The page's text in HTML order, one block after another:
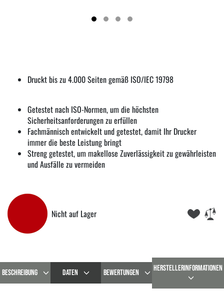
Druckt bis zu 4.000 Seiten gemäß ISO/IEC 19798
Getestet nach ISO-Normen, um die höchsten
Sicherheitsanforderungen zu erfüllen
Fachmännisch entwickelt und getestet, damit Ihr Drucker
immer die beste Leistung bringt
Streng getestet, um makellose Zuverlässigkeit zu gewährleisten
und Ausfälle zu vermeiden
Nicht auf Lager
BESCHREIBUNG DATEN BEWERTUNGEN HERSTELLERINFORMATIONEN